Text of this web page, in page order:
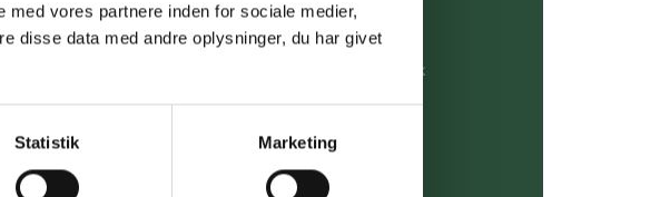
vores partnere inden for sociale medier,
disse data med andre oplysninger, du har givet
Statistik Marketing
Personlig rådgivning
kundeservice@uglecare.dk
Hurtig levering (30 min. i Kbh)
Hurtigt leveringen via GLS, og DAO